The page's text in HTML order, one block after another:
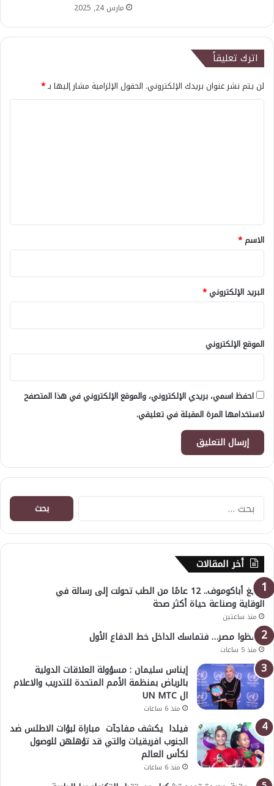
مارس 24, 2025
اترك تعليقاً
لن يتم نشر عنوان بريدك الإلكتروني. الحقول الإلزامية مشار إليها بـ*
*
الاسم*
البريد الإلكتروني*
الموقع الإلكتروني
احفظ اسمي، بريدي الإلكتروني، والموقع الإلكتروني في هذا المتصفح
لاستخدامها المرة المقبلة في تعليقي.
البحث
عن:
أخر المقالات
أوليغ أباكوموف.. 12 عامًا من الطب تحولت إلى رسالة في
الوقاية وصناعة حياة أكثر صحة
منذ ساعتين
احفظوا مصر… فتماسك الداخل خط الدفاع الأول
منذ 5 ساعات
إيناس سليمان : مسؤولة العلاقات الدولية
بالرياض بمنظمة الأمم المتحدة للتدريب والاعلام
ال UN MTC
منذ 6 ساعات
فيلدا يكشف مفاجآت مباراة لبؤات الاطلس ضد
الجنوب افريقيات والتي قد تؤهلهن للوصول
لكأس العالم
منذ 6 ساعات